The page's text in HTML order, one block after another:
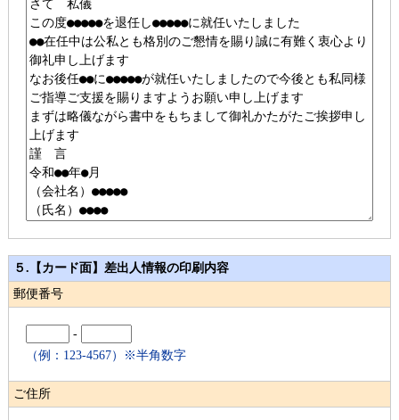
５.【カード面】差出人情報の印刷内容
郵便番号
-
（例：123-4567）※半角数字
ご住所